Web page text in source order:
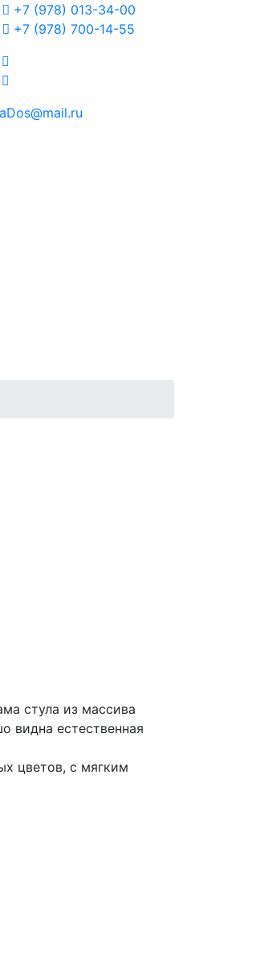
+7 (978) 013-34-00
+7 (978) 700-14-55
стула из массива
видна естественная
цветов, с мягким